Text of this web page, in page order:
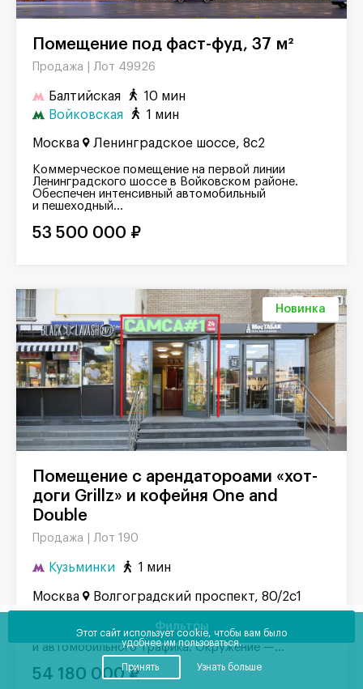
Фильтры
Помещение под фаст-фуд, 37 м²
Продажа | Лот 49926
Балтийская
10 мин
Войковская
1 мин
Москва Ленинградское шоссе, 8с2
Коммерческое помещение на первой линии
Ленинградского шоссе в Войковском районе.
Обеспечен интенсивный автомобильный
и пешеходный...
53 500 000 ₽
Новинка
доги Grillz» и кофейня One and
Double
Продажа | Лот 190
Кузьминки 1 мин
Москва Волгоградский проспект, 80/2c1
Готовый арендный бизнес на первой линии домов
в Кузьминках. Сверхвысокий поток пешеходного
и автомобильного трафика. Окружение —...
54 180 000 ₽
Этот сайт использует cookie, чтобы вам было
удобнее им пользоваться.
Принять Узнать больше